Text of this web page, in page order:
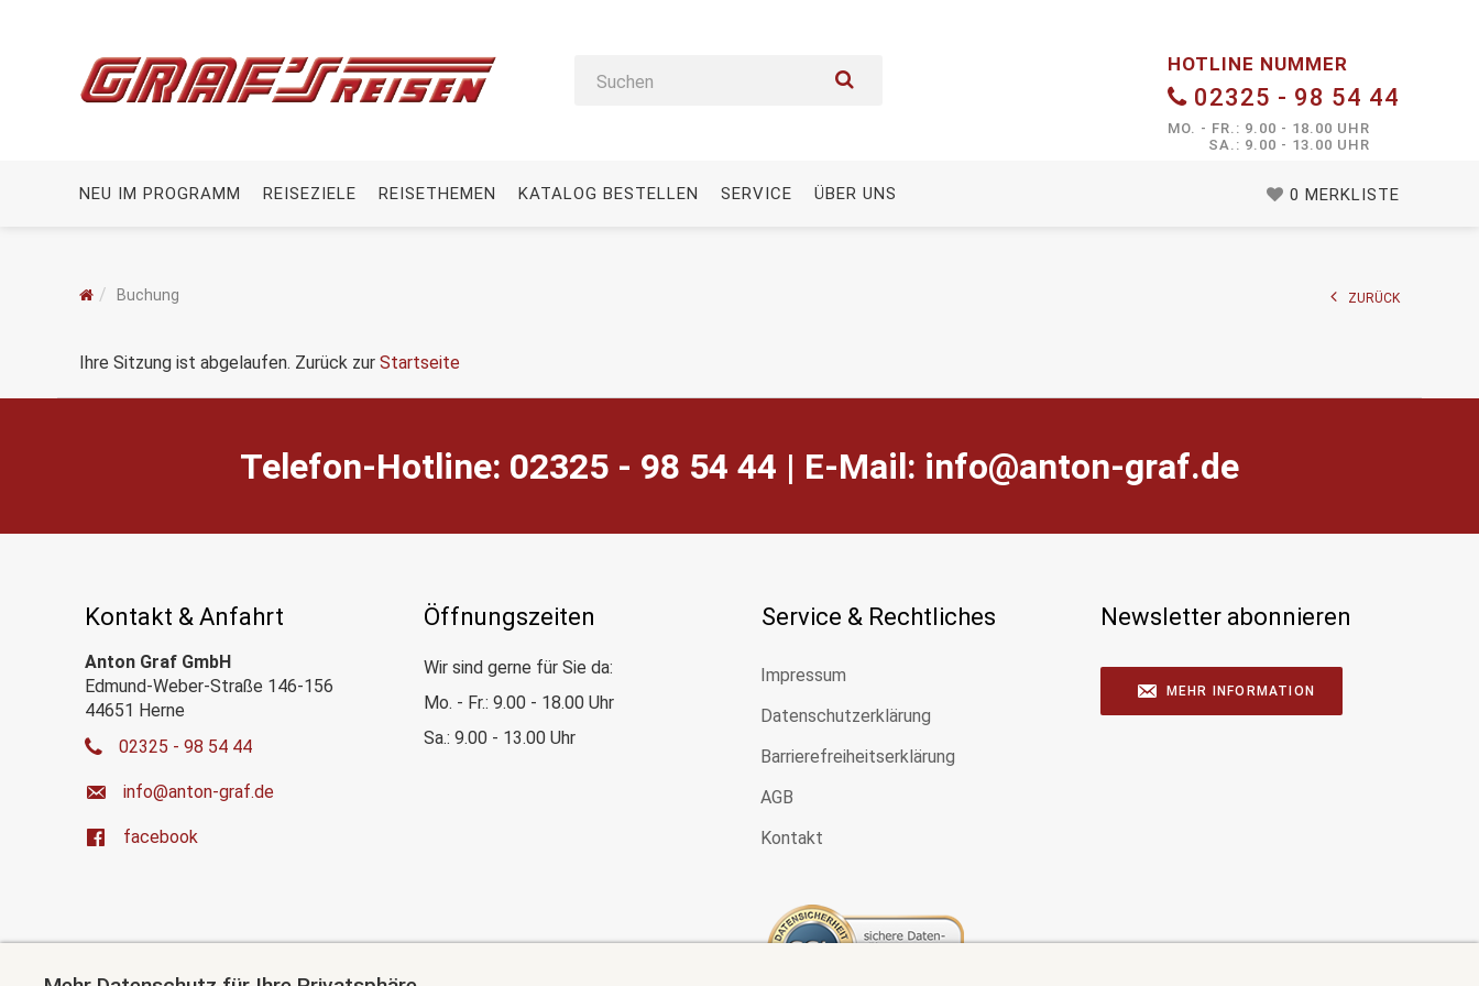
0 MERKLISTE
HOTLINE NUMMER
02325 - 98 54 44
MO. - FR.: 9.00 - 18.00 UHR
SA.: 9.00 - 13.00 UHR
NEU IM PROGRAMM REISEZIELE REISETHEMEN KATALOG BESTELLEN SERVICE ÜBER UNS
Buchung ZURÜCK
Ihre Sitzung ist abgelaufen. Zurück zur Startseite
Telefon-Hotline: 02325 - 98 54 44 | E-Mail: ed.farg-notna@ofni
Kontakt & Anfahrt
Anton Graf GmbH
Edmund-Weber-Straße 146-156
44651 Herne
02325 - 98 54 44
ed.farg-notna@ofni
facebook
Öffnungszeiten
Wir sind gerne für Sie da:
Mo. - Fr.: 9.00 - 18.00 Uhr
Sa.: 9.00 - 13.00 Uhr
Service & Rechtliches
Impressum
Datenschutzerklärung
Barrierefreiheitserklärung
AGB
Kontakt
Newsletter abonnieren
MEHR INFORMATION